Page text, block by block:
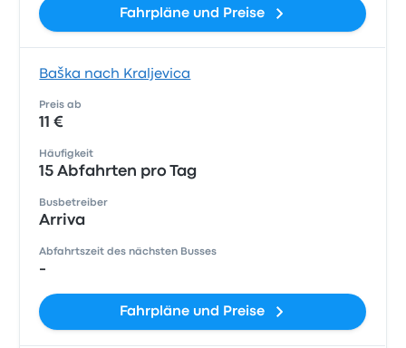
Fahrpläne und Preise
Baška nach Kraljevica
Preis ab
11 €
Häufigkeit
15 Abfahrten pro Tag
Busbetreiber
Arriva
Abfahrtszeit des nächsten Busses
-
Fahrpläne und Preise